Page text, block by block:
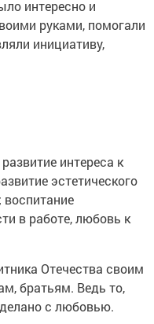
интересно и
руками, помогали
инициативу,
интереса к
эстетического
в работе, любовь к
Отечества своим
братьям. Ведь то,
с любовью.